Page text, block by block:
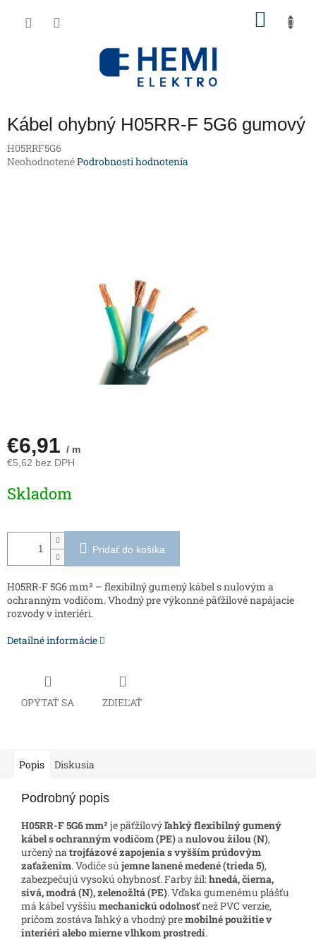
Kábel ohybný H05RR-F 5G6 gumový
H05RRF5G6
Priemerné
NeohodnotenéPodrobnosti hodnotenia
€6,91 / m
€5,62 bez DPH
cena:
Skladom
Pridať do košíka
H05RR-F 5G6 mm² – flexibilný gumený kábel s nulovým a
ochranným vodičom. Vhodný pre výkonné päťžilové napájacie
rozvody v interiéri.
Detailné informácie
OPÝTAŤ SA ZDIEĽAŤ
Popis Diskusia
Podrobný popis
H05RR-F 5G6 mm² je päťžilovýľahký flexibilný gumený
kábel s ochranným vodičom (PE)anulovou žilou (N),
určený natrojfázové zapojenia s vyšším prúdovým
zaťažením. Vodiče sú jemne lanené medené (trieda 5),
zabezpečujú vysokú ohybnosť. Farby žíl:hnedá, čierna,
sivá, modrá (N), zelenožltá (PE). Vďaka gumenému plášťu
má kábel vyššiu mechanickú odolnosťnež PVC verzie,
pričom zostáva ľahký a vhodný premobilné použitie v
interiéri alebo mierne vlhkom prostredí.